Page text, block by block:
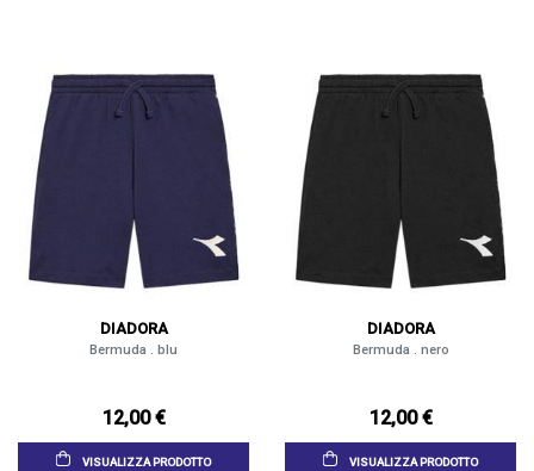
DIADORA
Bermuda . blu
12,00 €
VISUALIZZA PRODOTTO
DIADORA
Bermuda . nero
12,00 €
VISUALIZZA PRODOTTO